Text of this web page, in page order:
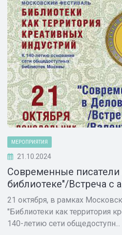
МЕРОПРИЯТИЯ
21.10.2024
Современные
библиотеке"/Встреча с
21 октября, в рамках
"Библиотеки как территория
140-летию сети общедоступн...